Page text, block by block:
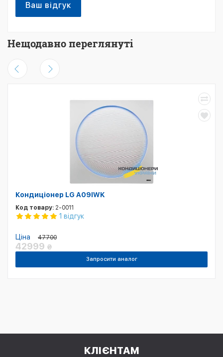
Ваш відгук
Нещодавно переглянуті
Кондиціонер LG A09IWK
Код товару: 2-0011
1 відгук
Ціна 47700
42999 ₴
Запросити аналог
КЛІЄНТАМ